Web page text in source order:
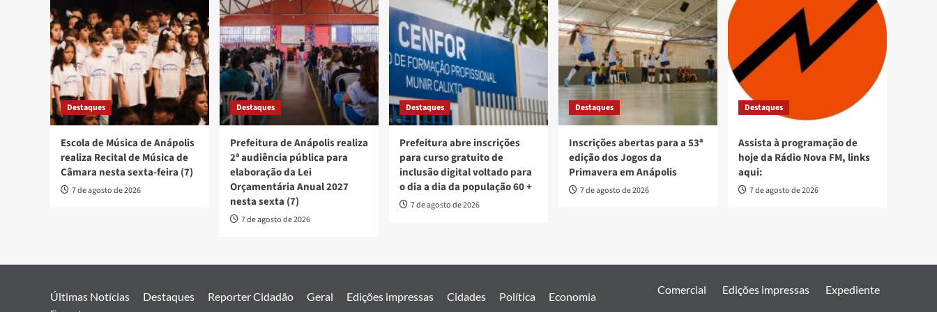
Destaques
Escola de Música de Anápolis
realiza Recital de Música de
Câmara nesta sexta-feira (7)
7 de agosto de 2026
Destaques
Prefeitura de Anápolis realiza
2ª audiência pública para
elaboração da Lei
Orçamentária Anual 2027
nesta sexta (7)
7 de agosto de 2026
Destaques
Prefeitura abre inscrições
para curso gratuito de
inclusão digital voltado para
o dia a dia da população 60 +
7 de agosto de 2026
Destaques
Inscrições abertas para a 53ª
edição dos Jogos da
Primavera em Anápolis
7 de agosto de 2026
Destaques
Assista à programação de
hoje da Rádio Nova FM, links
aqui:
7 de agosto de 2026
Últimas Notícias Destaques Reporter Cidadão Geral Edições impressas Cidades Política
Economia
Comercial Edições impressas Expediente